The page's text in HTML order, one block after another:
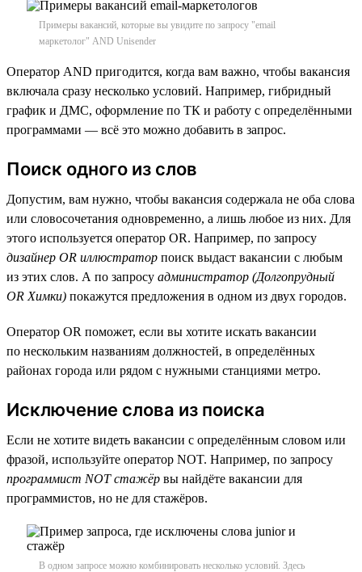
Примеры вакансий, которые вы увидите по запросу "email
маркетолог" AND Unisender
Оператор AND пригодится, когда вам важно, чтобы вакансия
включала сразу несколько условий. Например, гибридный
график и ДМС, оформление по ТК и работу с определёнными
программами — всё это можно добавить в запрос.
Поиск одного из слов
Допустим, вам нужно, чтобы вакансия содержала не оба слова
или словосочетания одновременно, а лишь любое из них. Для
этого используется оператор OR. Например, по запросу
дизайнер OR иллюстратор поиск выдаст вакансии с любым
из этих слов. А по запросу администратор (Долгопрудный
OR Химки) покажутся предложения в одном из двух городов.
Оператор OR поможет, если вы хотите искать вакансии
по нескольким названиям должностей, в определённых
районах города или рядом с нужными станциями метро.
Исключение слова из поиска
Если не хотите видеть вакансии с определённым словом или
фразой, используйте оператор NOT. Например, по запросу
программист NOT стажёр вы найдёте вакансии для
программистов, но не для стажёров.
В одном запросе можно комбинировать несколько условий. Здесь